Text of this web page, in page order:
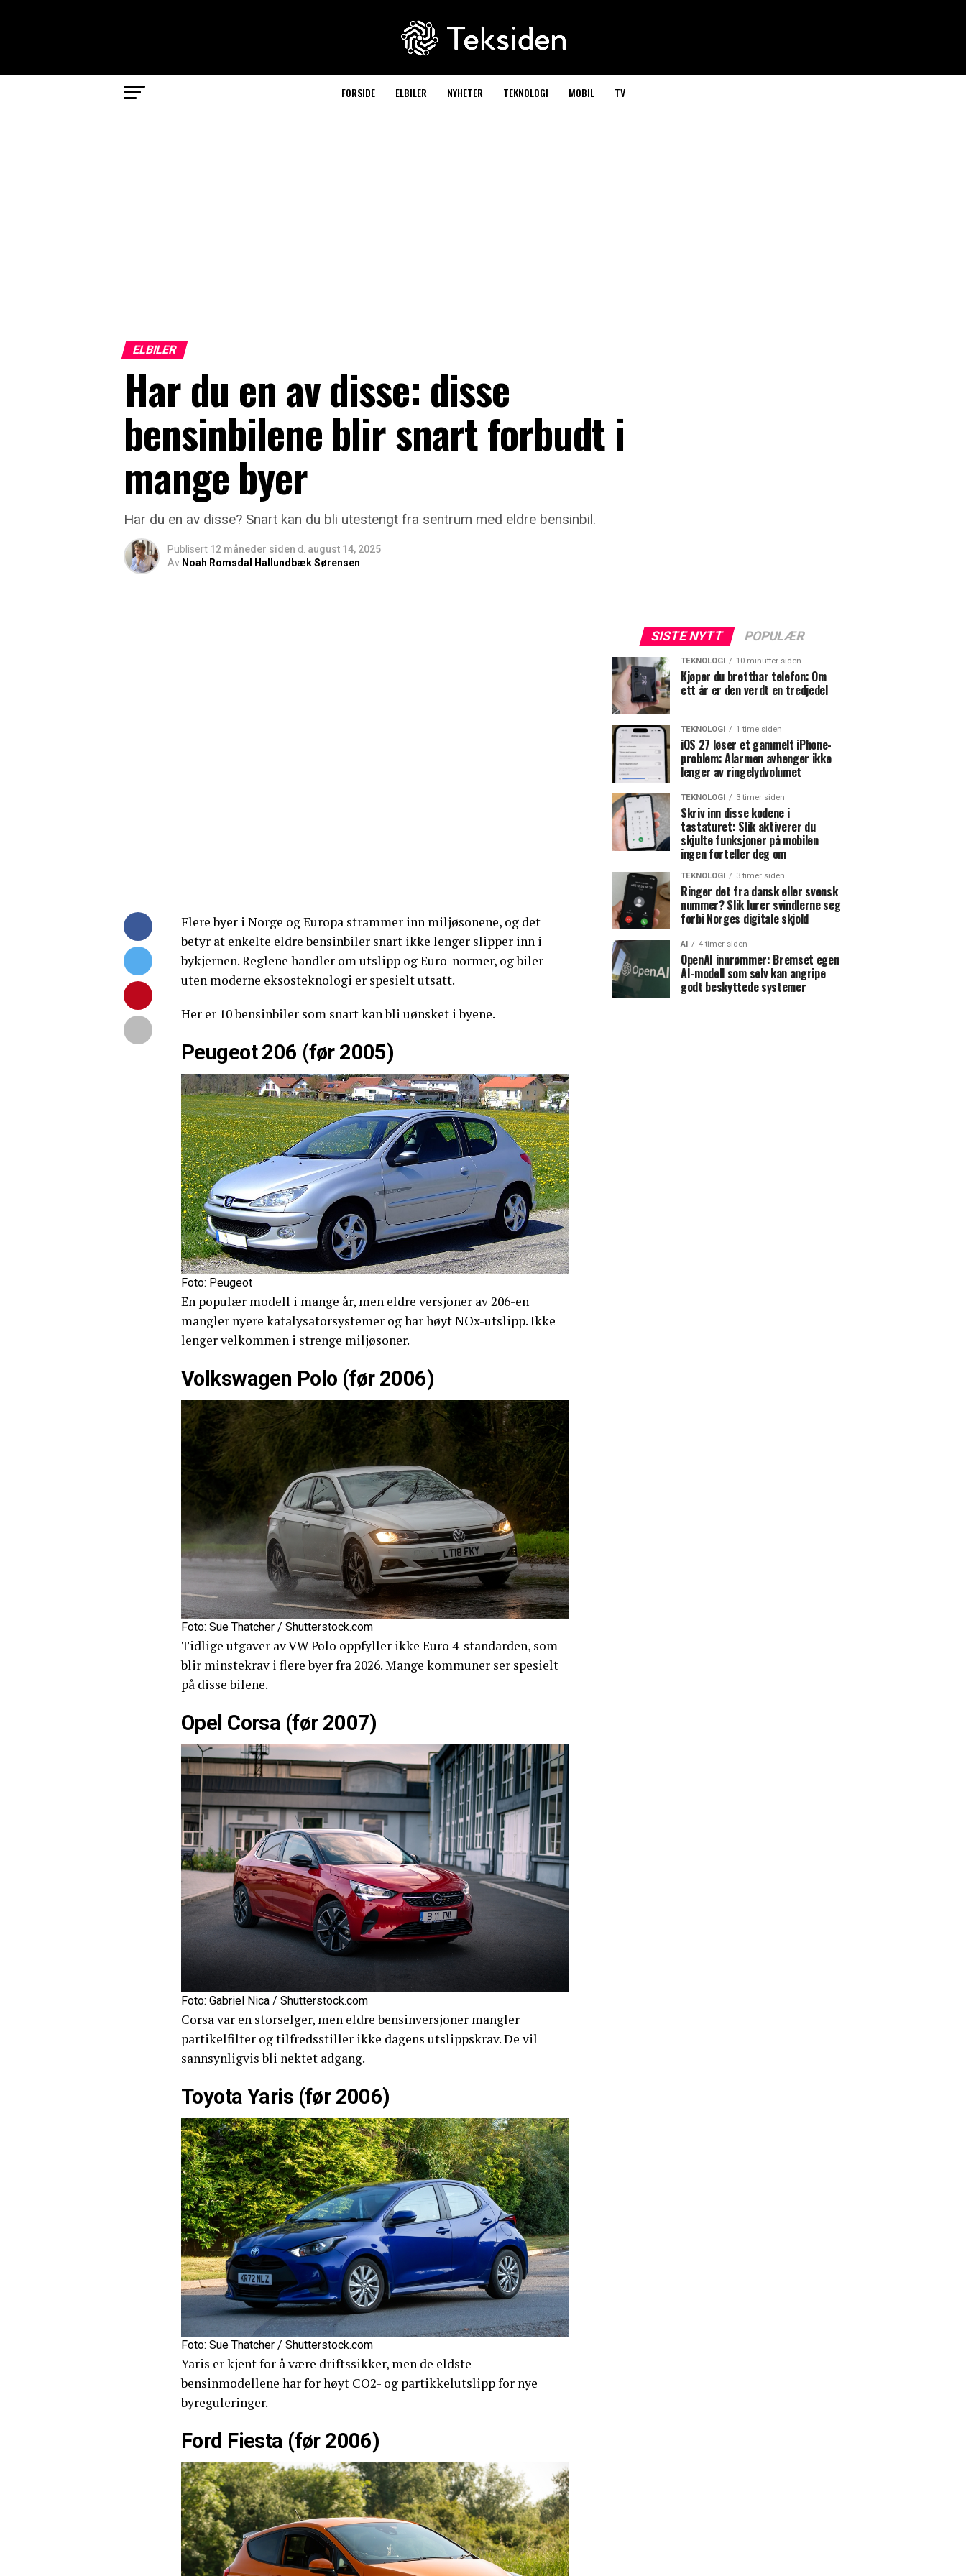
FORSIDE ELBILER NYHETER TEKNOLOGI MOBIL TV
ELBILER
Har du en av disse: disse
bensinbilene blir snart forbudt i
mange byer
Har du en av disse? Snart kan du bli utestengt fra sentrum med eldre bensinbil.
Publisert 12 måneder siden d. august 14, 2025
Av Noah Romsdal Hallundbæk Sørensen
Flere byer i Norge og Europa strammer inn miljøsonene, og det
betyr at enkelte eldre bensinbiler snart ikke lenger slipper inn i
bykjernen. Reglene handler om utslipp og Euro-normer, og biler
uten moderne eksosteknologi er spesielt utsatt.
Her er 10 bensinbiler som snart kan bli uønsket i byene.
Peugeot 206 (før 2005)
Foto: Peugeot
En populær modell i mange år, men eldre versjoner av 206-en
mangler nyere katalysatorsystemer og har høyt NOx-utslipp. Ikke
lenger velkommen i strenge miljøsoner.
Volkswagen Polo (før 2006)
Foto: Sue Thatcher / Shutterstock.com
Tidlige utgaver av VW Polo oppfyller ikke Euro 4-standarden, som
blir minstekrav i flere byer fra 2026. Mange kommuner ser spesielt
på disse bilene.
Opel Corsa (før 2007)
Foto: Gabriel Nica / Shutterstock.com
Corsa var en storselger, men eldre bensinversjoner mangler
partikelfilter og tilfredsstiller ikke dagens utslippskrav. De vil
sannsynligvis bli nektet adgang.
Toyota Yaris (før 2006)
Foto: Sue Thatcher / Shutterstock.com
Yaris er kjent for å være driftssikker, men de eldste
bensinmodellene har for høyt CO2- og partikkelutslipp for nye
byreguleringer.
Ford Fiesta (før 2006)
SISTE NYTT POPULÆR
TEKNOLOGI 10 minutter siden
Kjøper du brettbar telefon: Om
ett år er den verdt en tredjedel
TEKNOLOGI 1 time siden
iOS 27 løser et gammelt iPhone-
problem: Alarmen avhenger ikke
lenger av ringelydvolumet
TEKNOLOGI 3 timer siden
Skriv inn disse kodene i
tastaturet: Slik aktiverer du
skjulte funksjoner på mobilen
ingen forteller deg om
TEKNOLOGI 3 timer siden
Ringer det fra dansk eller svensk
nummer? Slik lurer svindlerne seg
forbi Norges digitale skjold
AI 4 timer siden
OpenAI innrømmer: Bremset egen
AI-modell som selv kan angripe
godt beskyttede systemer